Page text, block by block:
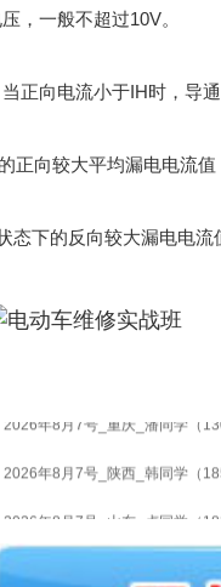
一般不超过10V。
向电流小于IH时，导通
向较大平均漏电电流值
下的反向较大漏电电流
2026年8月7号_海南_卢同学（
2026年8月7号_重庆_潘同学（
2026年8月7号_重庆_王同学（